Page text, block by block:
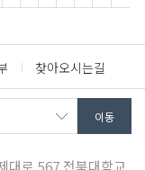
찾아오시는길